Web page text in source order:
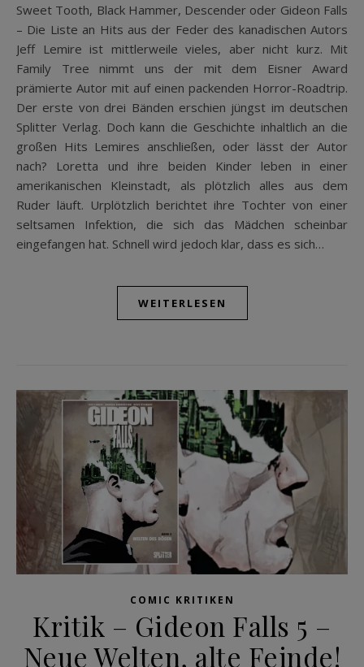
Sweet Tooth, Black Hammer, Descender oder Gideon Falls
– Die Liste an Hits aus der Feder des kanadischen Autors
Jeff Lemire ist mittlerweile vieles, aber nicht kurz. Mit
Family Tree nimmt uns der mit dem Eisner Award
prämierte Autor mit auf einen packenden Horror-Roadtrip.
Der erste von drei Bänden erschien jüngst im deutschen
Splitter Verlag. Doch kann die Geschichte inhaltlich an die
großen Hits Lemires anschließen, oder lässt der Autor
nach? Loretta und ihre beiden Kinder leben in einer
amerikanischen Kleinstadt, als plötzlich alles aus dem
Ruder läuft. Urplötzlich berichtet ihre Tochter von einer
seltsamen Infektion, die sich das Mädchen scheinbar
eingefangen hat. Schnell wird jedoch klar, dass es sich…
WEITERLESEN
COMIC KRITIKEN
Kritik – Gideon Falls 5 –
Neue Welten, alte Feinde!